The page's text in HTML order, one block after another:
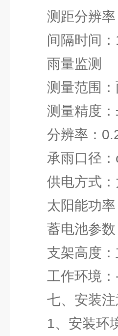
测距分辨率
间隔时间：
雨量监测
测量范围：
测量精度：
分辨率：
承雨口径：
供电方式：
太阳能功率
蓄电池参数
支架高度：
工作环境：-
七、安装注
1、安装环